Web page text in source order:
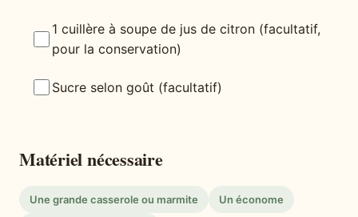
1 cuillère à soupe de jus de citron (facultatif,
pour la conservation)
Sucre selon goût (facultatif)
Matériel nécessaire
Une grande casserole ou marmite Un économe